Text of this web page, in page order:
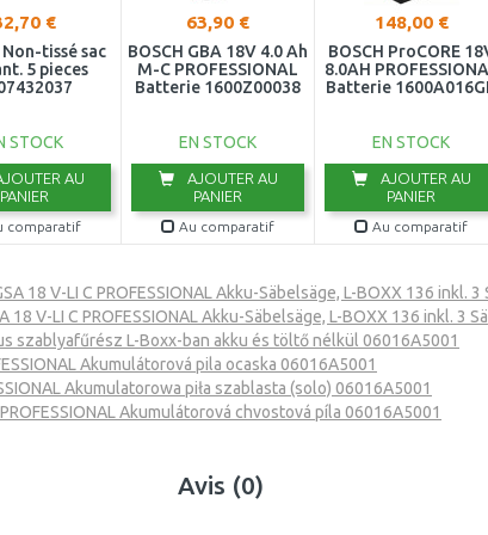
€
Non-tissé sac
5 pieces
STOCK
AU
PANIER
comparatif
63,90 €
BOSCH GBA 18V 4.0 Ah
M-C PROFESSIONAL
Batterie 1600Z00038
EN STOCK
AJOUTER AU
PANIER
Au comparatif
148,00 €
BOSCH ProCORE
8.0AH
Batterie
EN STOCK
AJOUTER AU
PANIER
Au comparatif
18 V-LI C PROFESSIONAL Akku-Säbelsäge, L-BOXX 136 inkl.
18 V-LI C PROFESSIONAL Akku-Säbelsäge, L-BOXX 136 inkl. 3
szablyafűrész L-Boxx-ban akku és töltő nélkül 06016A5001
Akumulátorová pila ocaska 06016A5001
Akumulatorowa piła szablasta (solo) 06016A5001
PROFESSIONAL Akumulátorová chvostová píla 06016A5001
Avis (0)